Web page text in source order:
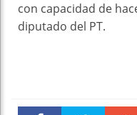
con capacidad de
diputado del PT.